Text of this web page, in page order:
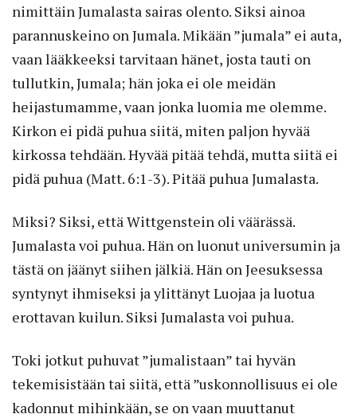
nimittäin Jumalasta sairas olento. Siksi ainoa
parannuskeino on Jumala. Mikään ”jumala” ei auta,
vaan lääkkeeksi tarvitaan hänet, josta tauti on
tullutkin, Jumala; hän joka ei ole meidän
heijastumamme, vaan jonka luomia me olemme.
Kirkon ei pidä puhua siitä, miten paljon hyvää
kirkossa tehdään. Hyvää pitää tehdä, mutta siitä ei
pidä puhua (Matt. 6:1-3). Pitää puhua Jumalasta.
Miksi? Siksi, että Wittgenstein oli väärässä.
Jumalasta voi puhua. Hän on luonut universumin ja
tästä on jäänyt siihen jälkiä. Hän on Jeesuksessa
syntynyt ihmiseksi ja ylittänyt Luojaa ja luotua
erottavan kuilun. Siksi Jumalasta voi puhua.
Toki jotkut puhuvat ”jumalistaan” tai hyvän
tekemisistään tai siitä, että ”uskonnollisuus ei ole
kadonnut mihinkään, se on vaan muuttanut